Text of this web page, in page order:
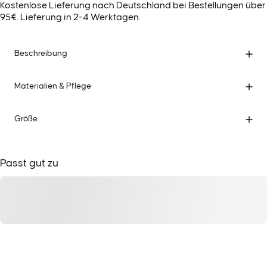
Kostenlose Lieferung nach Deutschland bei Bestellungen über
95€. Lieferung in 2-4 Werktagen.
Beschreibung
Materialien & Pflege
Größe
Passt gut zu